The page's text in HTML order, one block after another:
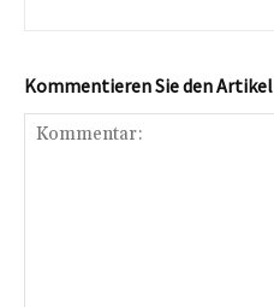
Kommentieren Sie den Artikel